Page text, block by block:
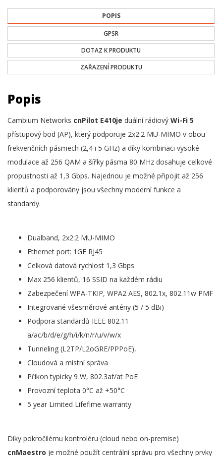
POPIS
GPSR
DOTAZ K PRODUKTU
ZAŘAZENÍ PRODUKTU
Popis
Cambium Networks cnPilot E410je duální rádiový Wi-Fi 5
přístupový bod (AP), který podporuje 2x2:2 MU-MIMO v obou
frekvenčních pásmech (2,4 i 5 GHz) a díky kombinaci vysoké
modulace až 256 QAM a šířky pásma 80 MHz dosahuje celkové
propustnosti až 1,3 Gbps. Najednou je možné připojit až 256
klientů a podporovány jsou všechny moderní funkce a
standardy.
Dualband, 2x2:2 MU-MIMO
Ethernet port: 1GE RJ45
Celková datová rychlost 1,3 Gbps
Max 256 klientů, 16 SSID na každém rádiu
Zabezpečení WPA-TKIP, WPA2 AES, 802.1x, 802.11w PMF
Integrované všesměrové antény (5 / 5 dBi)
Podpora standardů IEEE 802.11
a/ac/b/d/e/g/h/i/k/n/r/u/v/w/x
Tunneling (L2TP/L2oGRE/PPPoE),
Cloudová a místní správa
Příkon typicky 9 W, 802.3af/at PoE
Provozní teplota 0°C až +50°C
5 year Limited Lifefime warranty
Díky pokročilému kontroléru (cloud nebo on-premise)
cnMaestro je možné použít centrální správu pro všechny prvky